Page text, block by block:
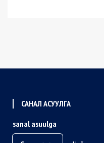
САНАЛ АСУУЛГА
sanal asuulga